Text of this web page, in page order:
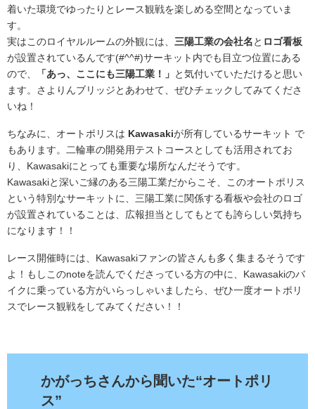
着いた環境でゆったりとレース観戦を楽しめる空間となっていま
す。
実はこのロイヤルルームの外観には、 三陽工業の会社名と ロゴ看板
が設置されているんです(#^^#)サーキット内でも目立つ位置にある
ので、
「あっ、ここにも三陽工業！」 と気付いていただけると思い
ます。さよりんブリッジとあわせて、ぜひチェックしてみてくださ
いね！
ちなみに、オートポリスは Kawasakiが所有しているサーキット で
もあります。二輪車の開発用テストコースとしても活用されてお
り、Kawasakiにとっても重要な場所なんだそうです。
Kawasakiと深いご縁のある三陽工業だからこそ、このオートポリス
という特別なサーキットに、三陽工業に関係する看板や会社のロゴ
が設置されていることは、広報担当としてもとても誇らしい気持ち
になります！！
レース開催時には、Kawasakiファンの皆さんも多く集まるそうです
よ！もしこのnoteを読んでくださっている方の中に、Kawasakiのバ
イクに乗っている方がいらっしゃいましたら、ぜひ一度オートポリ
スでレース観戦をしてみてください！！
かがっちさんから聞いた“オートポリ
ス”